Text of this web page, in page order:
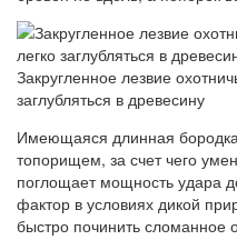
Закругленное лезвие
заглубляться в древесину
Имеющаяся длинная
топорищем, за счет чего
поглощает мощность удара
фактор в условиях дикой
быстро починить сломанное